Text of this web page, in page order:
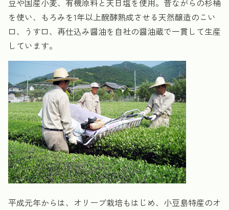
豆や国産小麦、有機原料と天日塩を使用。昔ながらの杉桶
を使い、もろみを1年以上醗酵熟成させる天然醸造のこい
口、うす口、再仕込み醤油を自社の醤油蔵で一貫して生産
しています。
平成元年からは、オリーブ栽培もはじめ、小豆島特産のオ